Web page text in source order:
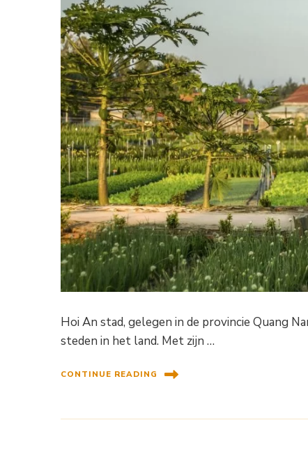
Hoi An stad, gelegen in de provincie Quang
steden in het land. Met zijn …
CONTINUE READING